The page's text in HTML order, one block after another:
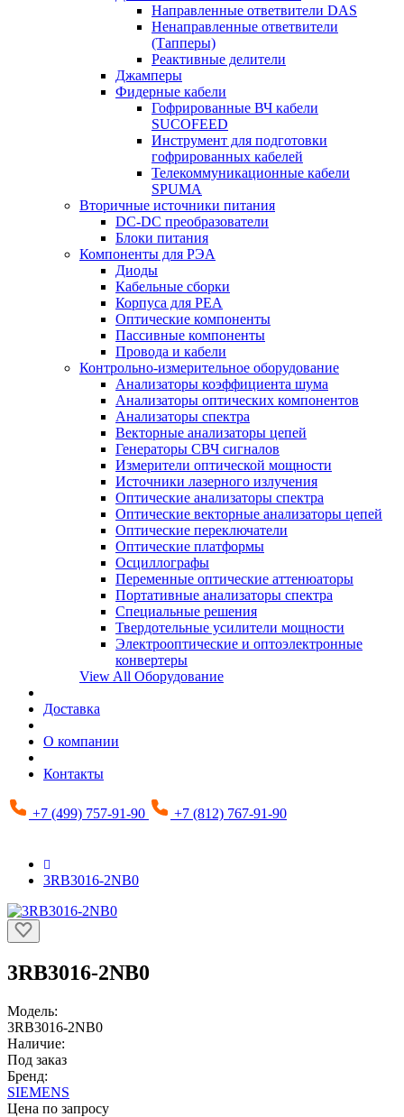
Направленные ответвители DAS
Ненаправленные ответвители
(Тапперы)
Реактивные делители
Джамперы
Фидерные кабели
Гофрированные ВЧ кабели
SUCOFEED
Инструмент для подготовки
гофрированных кабелей
Телекоммуникационные кабели
SPUMA
Вторичные источники питания
DC-DC преобразователи
Блоки питания
Компоненты для РЭА
Диоды
Кабельные сборки
Корпуса для РЕА
Оптические компоненты
Пассивные компоненты
Провода и кабели
Контрольно-измерительное оборудование
Анализаторы коэффициента шума
Анализаторы оптических компонентов
Анализаторы спектра
Векторные анализаторы цепей
Генераторы СВЧ сигналов
Измерители оптической мощности
Источники лазерного излучения
Оптические анализаторы спектра
Оптические векторные анализаторы цепей
Оптические переключатели
Оптические платформы
Осциллографы
Переменные оптические аттенюаторы
Портативные анализаторы спектра
Специальные решения
Твердотельные усилители мощности
Электрооптические и оптоэлектронные
конвертеры
View All Оборудование
Доставка
О компании
Контакты
+7 (499) 757-91-90 +7 (812) 767-91-90
3RB3016-2NB0
3RB3016-2NB0
Модель:
3RB3016-2NB0
Наличие:
Под заказ
Бренд:
SIEMENS
Цена по запросу